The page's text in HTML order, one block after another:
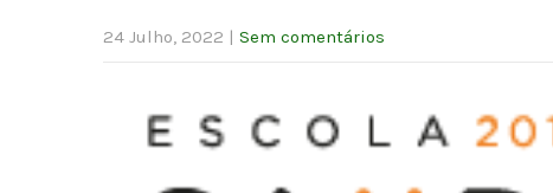
24 Julho, 2022 | Sem comentários